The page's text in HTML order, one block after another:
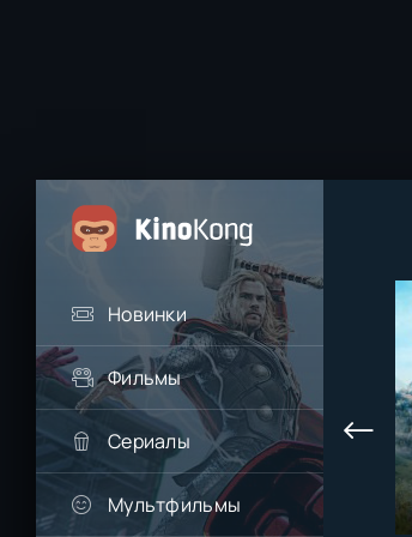
Новинки
Фильмы
Сериалы
Мультфильмы